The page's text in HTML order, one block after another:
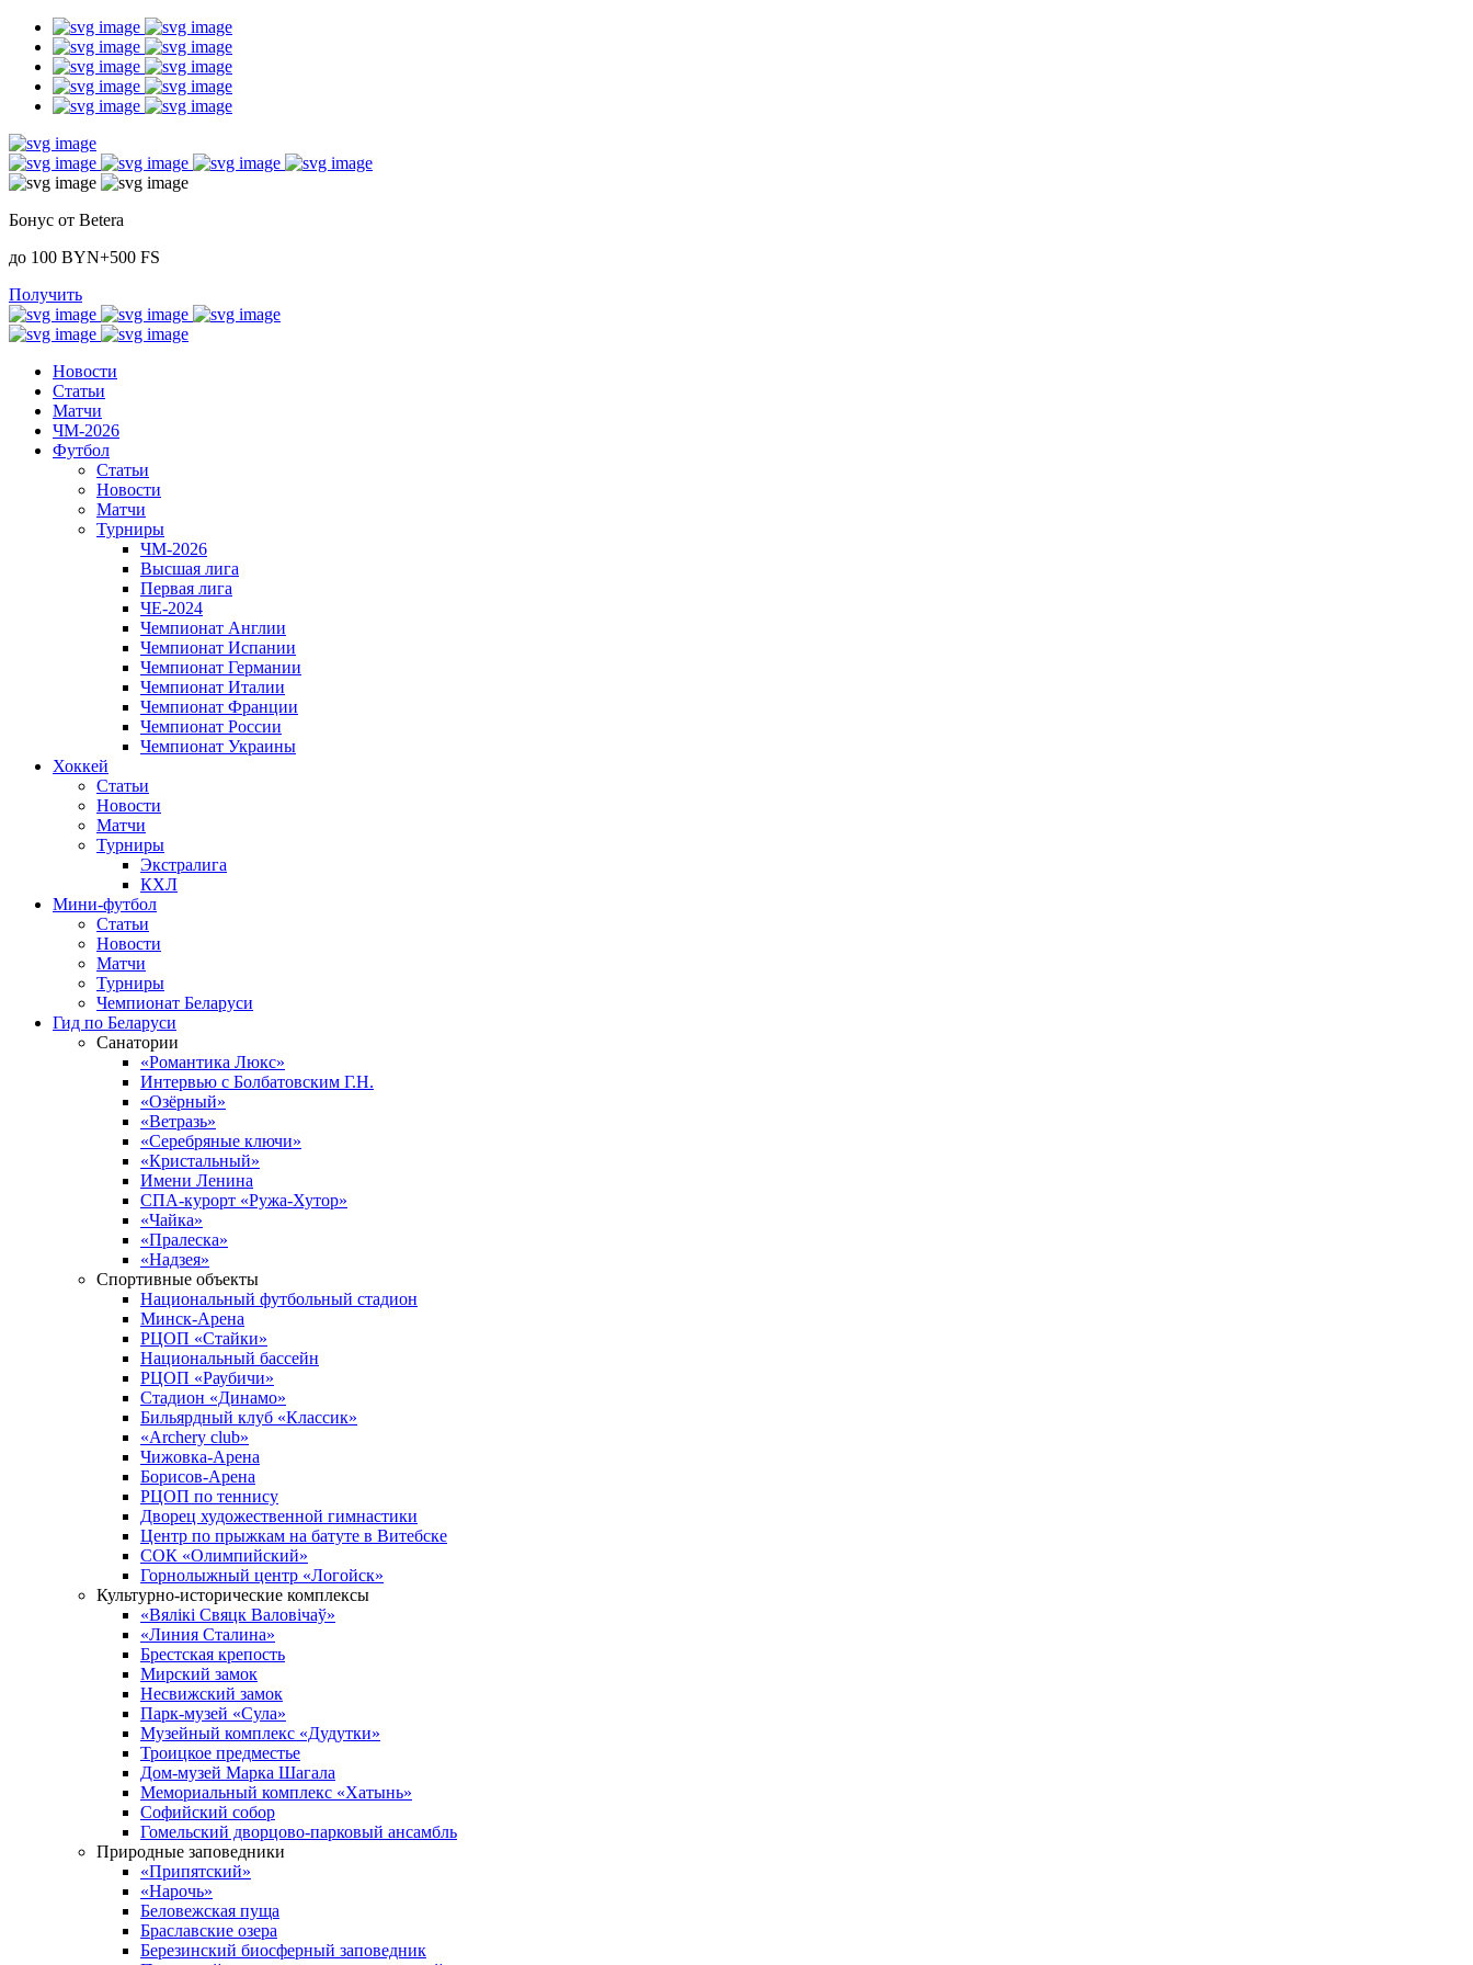
Бонус от Betera
до 100 BYN+500 FS
Получить
Новости
Статьи
Матчи
ЧМ-2026
Футбол
Статьи
Новости
Матчи
Турниры
ЧМ-2026
Высшая лига
Первая лига
ЧЕ-2024
Чемпионат Англии
Чемпионат Испании
Чемпионат Германии
Чемпионат Италии
Чемпионат Франции
Чемпионат России
Чемпионат Украины
Хоккей
Статьи
Новости
Матчи
Турниры
Экстралига
КХЛ
Мини-футбол
Статьи
Новости
Матчи
Турниры
Чемпионат Беларуси
Гид по Беларуси
Санатории
«Романтика Люкс»
Интервью с Болбатовским Г.Н.
«Озёрный»
«Ветразь»
«Серебряные ключи»
«Кристальный»
Имени Ленина
СПА-курорт «Ружа-Хутор»
«Чайка»
«Пралеска»
«Надзея»
Спортивные объекты
Национальный футбольный стадион
Минск-Арена
РЦОП «Стайки»
Национальный бассейн
РЦОП «Раубичи»
Стадион «Динамо»
Бильярдный клуб «Классик»
«Archery club»
Чижовка-Арена
Борисов-Арена
РЦОП по теннису
Дворец художественной гимнастики
Центр по прыжкам на батуте в Витебске
СОК «Олимпийский»
Горнолыжный центр «Логойск»
Культурно-исторические комплексы
«Вялікі Свяцк Валовічаў»
«Линия Сталина»
Брестская крепость
Мирский замок
Несвижский замок
Парк-музей «Сула»
Музейный комплекс «Дудутки»
Троицкое предместье
Дом-музей Марка Шагала
Мемориальный комплекс «Хатынь»
Софийский собор
Гомельский дворцово-парковый ансамбль
Природные заповедники
«Припятский»
«Нарочь»
Беловежская пуща
Браславские озера
Березинский биосферный заповедник